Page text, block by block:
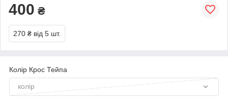
400 ₴
270 ₴ від 5 шт.
Колір Крос Тейпа
колір